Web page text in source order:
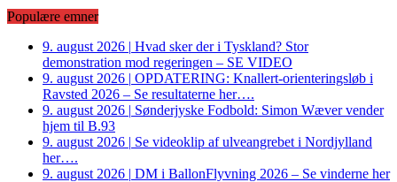
Populære emner
9. august 2026 | Hvad sker der i Tyskland? Stor
demonstration mod regeringen – SE VIDEO
9. august 2026 | OPDATERING: Knallert-orienteringsløb i
Ravsted 2026 – Se resultaterne her….
9. august 2026 | Sønderjyske Fodbold: Simon Wæver vender
hjem til B.93
9. august 2026 | Se videoklip af ulveangrebet i Nordjylland
her….
9. august 2026 | DM i BallonFlyvning 2026 – Se vinderne her